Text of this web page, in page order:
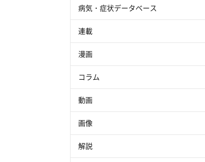
病気・症状データベース
連載
漫画
コラム
動画
画像
解説